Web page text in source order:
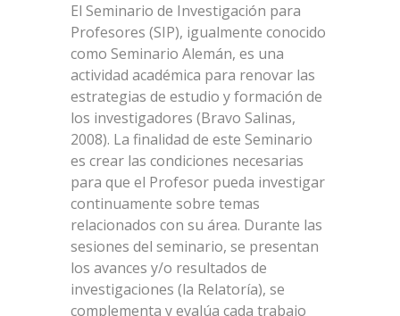
El Seminario de Investigación para
Profesores (SIP), igualmente conocido
como Seminario Alemán, es una
actividad académica para renovar las
estrategias de estudio y formación de
los investigadores (Bravo Salinas,
2008). La finalidad de este Seminario
es crear las condiciones necesarias
para que el Profesor pueda investigar
continuamente sobre temas
relacionados con su área. Durante las
sesiones del seminario, se presentan
los avances y/o resultados de
investigaciones (la Relatoría), se
complementa y evalúa cada trabajo